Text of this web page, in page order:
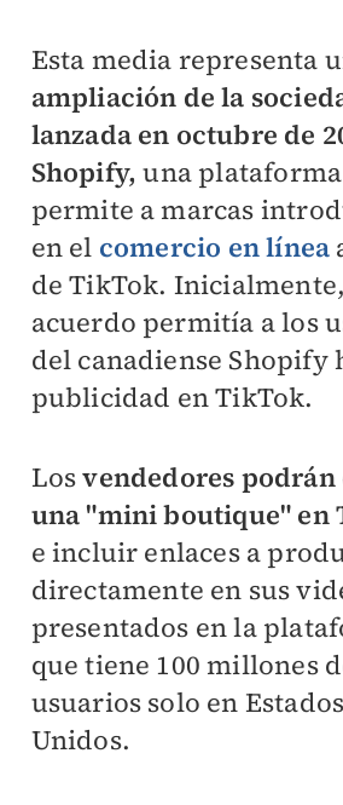
Esta media representa
ampliación de la
lanzada en octubre de
Shopify, una
permite a marcas
en el comercio en línea
de TikTok.
acuerdo permitía a los
del canadiense Shopify
publicidad en TikTok.
Losvendedores
una "mini boutique" en
e incluir enlaces a
directamente en sus
presentados en la
que tiene 100 millones
usuarios solo en Estados
Unidos.